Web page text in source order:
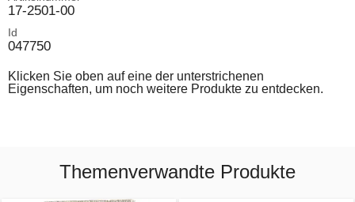
17-2501-00
Id
047750
Klicken Sie oben auf eine der unterstrichenen
Eigenschaften, um noch weitere Produkte zu entdecken.
Themenverwandte Produkte